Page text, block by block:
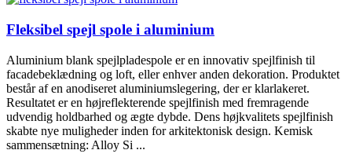
Fleksibel spejl spole i aluminium
Aluminium blank spejlpladespole er en innovativ spejlfinish til
facadebeklædning og loft, eller enhver anden dekoration. Produktet
består af en anodiseret aluminiumslegering, der er klarlakeret.
Resultatet er en højreflekterende spejlfinish med fremragende
udvendig holdbarhed og ægte dybde. Dens højkvalitets spejlfinish
skabte nye muligheder inden for arkitektonisk design. Kemisk
sammensætning: Alloy Si ...